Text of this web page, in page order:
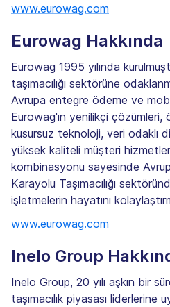
www.eurowag.com
Eurowag Hakkında
Eurowag 1995 yılında
taşımacılığı sektörüne
Avrupa entegre ödeme ve
Eurowag'ın yenilikçi çözümleri,
kusursuz teknoloji, veri odaklı
yüksek kaliteli müşteri
kombinasyonu sayesinde
Karayolu Taşımacılığı
işletmelerin hayatını
www.eurowag.com
Inelo Group
Inelo Group, 20 yılı aşkın bir
taşımacılık piyasası